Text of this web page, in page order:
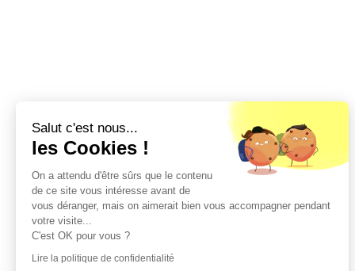
Salut c'est nous...
les Cookies !
On a attendu d'être sûrs que le contenu
de ce site vous intéresse avant de
vous déranger, mais on aimerait bien vous accompagner pendant
votre visite...
C'est OK pour vous ?
Lire la politique de confidentialité